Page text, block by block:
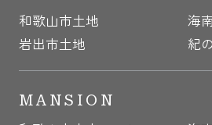
和歌山市土地
海
岩出市土地
紀
MANSION